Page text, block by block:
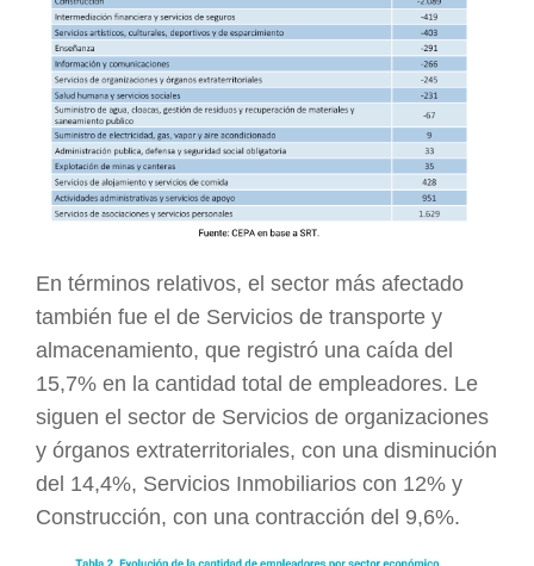
En términos relativos, el sector más afectado
también fue el de Servicios de transporte y
almacenamiento, que registró una caída del
15,7% en la cantidad total de empleadores. Le
siguen el sector de Servicios de organizaciones
y órganos extraterritoriales, con una disminución
del 14,4%, Servicios Inmobiliarios con 12% y
Construcción, con una contracción del 9,6%.